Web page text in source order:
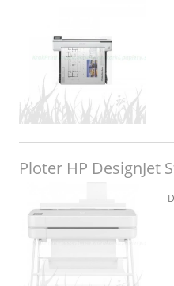
Ploter HP DesignJet